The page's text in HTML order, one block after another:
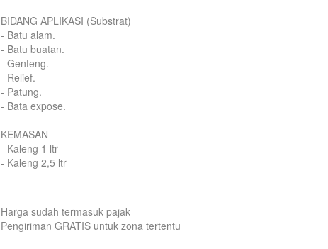
BIDANG APLIKASI (Substrat)
- Batu alam.
- Batu buatan.
- Genteng.
- Relief.
- Patung.
- Bata expose.
KEMASAN
- Kaleng 1 ltr
- Kaleng 2,5 ltr
Harga sudah termasuk pajak
Pengiriman GRATIS untuk zona tertentu